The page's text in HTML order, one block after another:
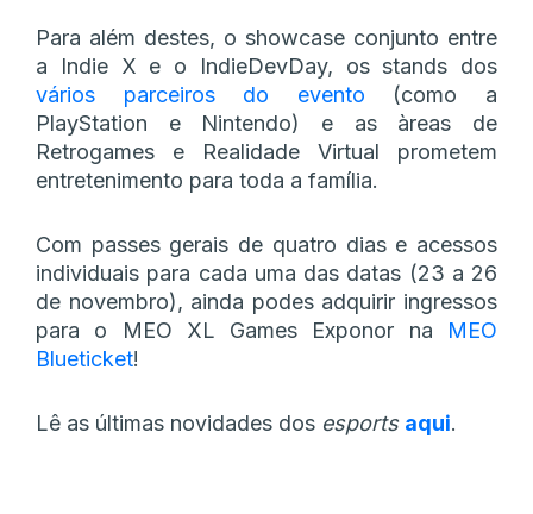
Para além destes, o showcase conjunto entre
a Indie X e o IndieDevDay, os stands dos
vários parceiros do evento (como a
PlayStation e Nintendo) e as àreas de
Retrogames e Realidade Virtual prometem
entretenimento para toda a família.
Com passes gerais de quatro dias e acessos
individuais para cada uma das datas (23 a 26
de novembro), ainda podes adquirir ingressos
para o MEO XL Games Exponor na MEO
Blueticket!
Lê as últimas novidades dos esports aqui.